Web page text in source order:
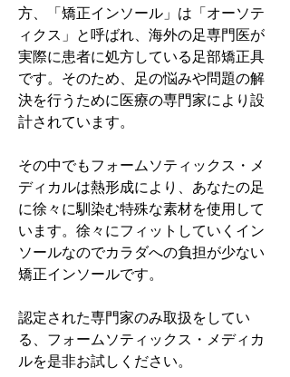
方、「矯正インソール」は「オーソテ
ィクス」と呼ばれ、海外の足専門医が
実際に患者に処方している足部矯正具
です。そのため、足の悩みや問題の解
決を行うために医療の専門家により設
計されています。
その中でもフォームソティックス・メ
ディカルは熱形成により、あなたの足
に徐々に馴染む特殊な素材を使用して
います。徐々にフィットしていくイン
ソールなのでカラダへの負担が少ない
矯正インソールです。
認定された専門家のみ取扱をしてい
る、フォームソティックス・メディカ
ルを是非お試しください。